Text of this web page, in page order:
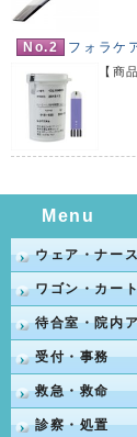
No.2 フォラケ
【商
Menu
ウェア・ナー
ワゴン・カー
待合室・院内
受付・事務
救急・救命
診察・処置